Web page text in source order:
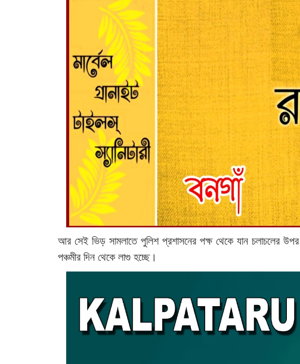
আর সেই ভিড় সামলাতে পুলিশ প্রশাসনের পক্ষ থেকে যান চলাচলের উপর
পঞ্চমীর দিন থেকে লাগু হচ্ছে।